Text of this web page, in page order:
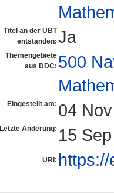
Titel an der UBT
entstanden: Ja
Themengebiete
aus DDC: 500
Eingestellt am: 04
Letzte Änderung: 15
URI: